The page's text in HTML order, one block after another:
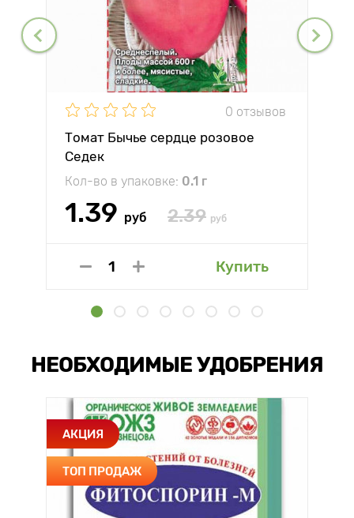
0 отзывов
Томат Бычье сердце розовое
Седек
Кол-во в упаковке: 0.1 г
1.39 руб 2.39 руб
Купить
НЕОБХОДИМЫЕ УДОБРЕНИЯ
АКЦИЯ
ТОП ПРОДАЖ